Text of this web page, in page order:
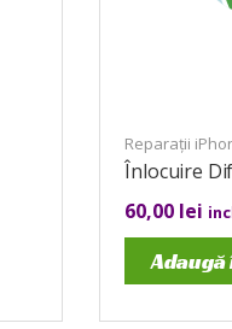
Reparații
Înlocuire
60,00 lei
Adaugă